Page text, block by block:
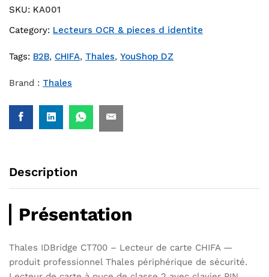
SKU: KA001
Category: Lecteurs OCR & pieces d identite
Tags: B2B, CHIFA, Thales, YouShop DZ
Brand : Thales
Description
Présentation
Thales IDBridge CT700 – Lecteur de carte CHIFA —
produit professionnel Thales périphérique de sécurité.